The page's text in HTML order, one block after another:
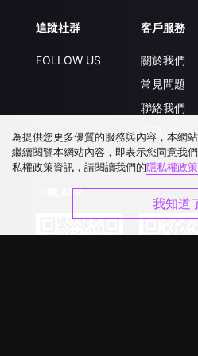
追蹤社群
FOLLOW US
客戶服務
關於我們
常見問題
聯絡我們
升級VIP
下載 APP
為提供您更多優質的服務與內容，本網
繼續閱覽本網站內容，即表示您同意我
私權政策資訊，請閱讀我們的隱私權政策
我知道